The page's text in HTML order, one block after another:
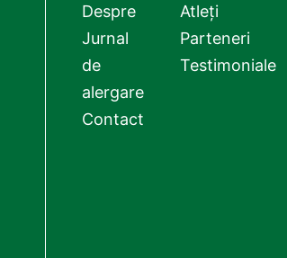
Despre
Jurnal
de
alergare
Contact
Atleți
Parteneri
Testimoniale